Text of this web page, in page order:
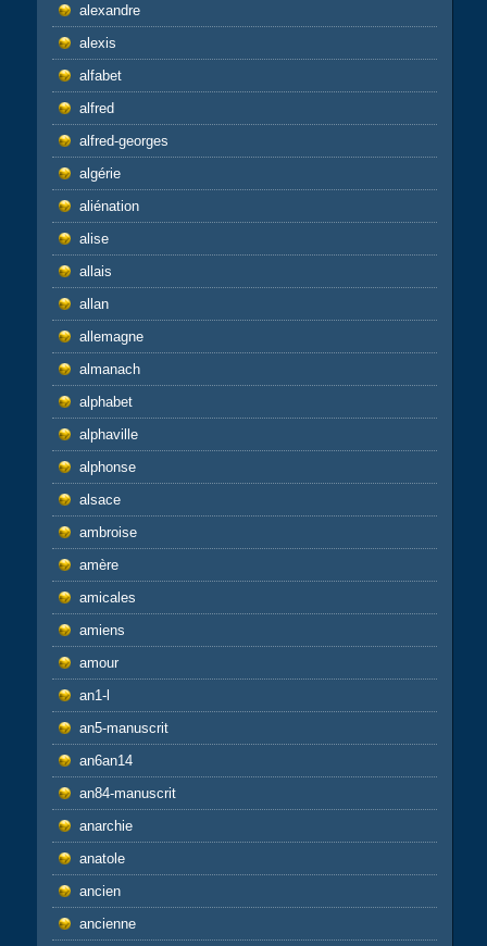
alexandre
alexis
alfabet
alfred
alfred-georges
algérie
aliénation
alise
allais
allan
allemagne
almanach
alphabet
alphaville
alphonse
alsace
ambroise
amère
amicales
amiens
amour
an1-l
an5-manuscrit
an6an14
an84-manuscrit
anarchie
anatole
ancien
ancienne